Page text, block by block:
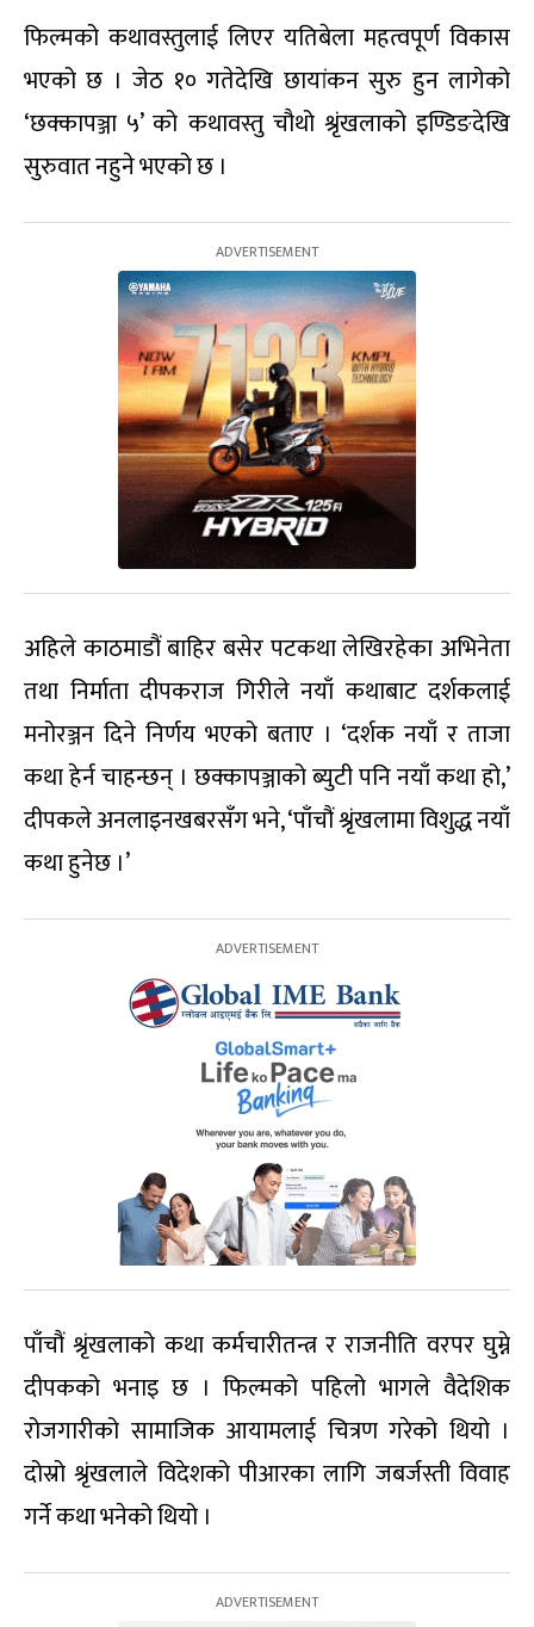
फिल्मको कथावस्तुलाई लिएर यतिबेला महत्वपूर्ण विकास
भएको छ । जेठ १० गतेदेखि छायांकन सुरु हुन लागेको
‘छक्कापञ्जा ५’ को कथावस्तु चौथो श्रृंखलाको इण्डिङदेखि
सुरुवात नहुने भएको छ ।
अहिले काठमाडौं बाहिर बसेर पटकथा लेखिरहेका अभिनेता
तथा निर्माता दीपकराज गिरीले नयाँ कथाबाट दर्शकलाई
मनोरञ्जन दिने निर्णय भएको बताए । ‘दर्शक नयाँ र ताजा
कथा हेर्न चाहन्छन् । छक्कापञ्जाको ब्युटी पनि नयाँ कथा हो,’
दीपकले अनलाइनखबरसँग भने, ‘पाँचौं श्रृंखलामा विशुद्ध नयाँ
कथा हुनेछ ।’
पाँचौं श्रृंखलाको कथा कर्मचारीतन्त्र र राजनीति वरपर घुम्ने
दीपकको भनाइ छ । फिल्मको पहिलो भागले वैदेशिक
रोजगारीको सामाजिक आयामलाई चित्रण गरेको थियो ।
दोस्रो श्रृंखलाले विदेशको पीआरका लागि जबर्जस्ती विवाह
गर्ने कथा भनेको थियो ।